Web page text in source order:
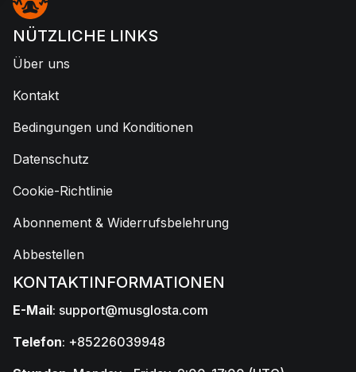
NÜTZLICHE LINKS
Über uns
Kontakt
Bedingungen und Konditionen
Datenschutz
Cookie-Richtlinie
Abonnement & Widerrufsbelehrung
Abbestellen
KONTAKTINFORMATIONEN
E-Mail: support@musglosta.com
Telefon: +85226039948